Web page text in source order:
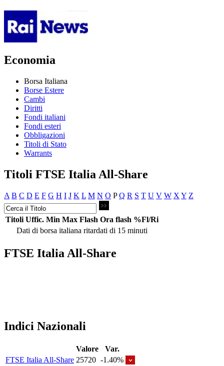
Economia
Borsa Italiana
Borse Estere
Cambi
Diritti
Fondi italiani
Fondi esteri
Obbligazioni
Titoli di Stato
Warrants
Titoli FTSE Italia All-Share
A B C D E F G H I J K L M N O PQ R S T U V W X Y Z
Titoli Uffic. Min Max Flash Ora flash %Fl/Ri
Dati di borsa italiana ritardati di 15 minuti
FTSE Italia All-Share
Indici Nazionali
Valore
Var.
FTSE Italia All-Share 25720 -1.40%